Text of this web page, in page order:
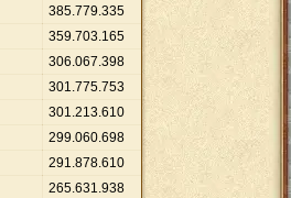
385.779.335
359.703.165
306.067.398
301.775.753
301.213.610
299.060.698
291.878.610
265.631.938